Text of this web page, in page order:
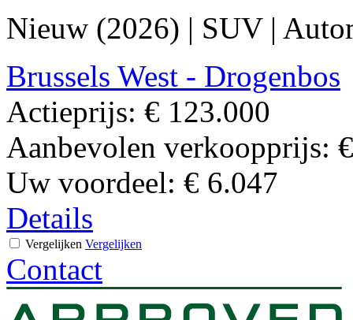
Nieuw (2026) | SUV|
Brussels West - Drogenbos
Actieprijs: € 123.000
Aanbevolen verkoopprijs:
Uw voordeel: € 6.047
Details
Vergelijken Vergelijken
Contact